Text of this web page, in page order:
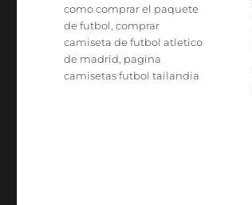
Etiquetas
como comprar el paquete
de futbol,comprar
camiseta de futbol atletico
de madrid, pagina
camisetas futbol tailandia